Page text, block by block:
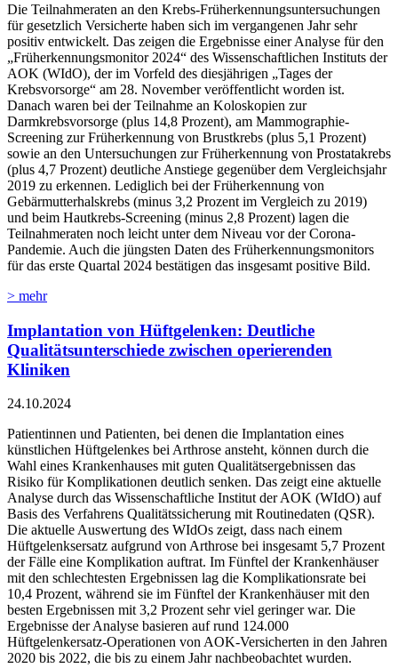
Die Teilnahmeraten an den Krebs-Früherkennungsuntersuchungen
für gesetzlich Versicherte haben sich im vergangenen Jahr sehr
positiv entwickelt. Das zeigen die Ergebnisse einer Analyse für den
„Früherkennungsmonitor 2024“ des Wissenschaftlichen Instituts der
AOK (WIdO), der im Vorfeld des diesjährigen „Tages der
Krebsvorsorge“ am 28. November veröffentlicht worden ist.
Danach waren bei der Teilnahme an Koloskopien zur
Darmkrebsvorsorge (plus 14,8 Prozent), am Mammographie-
Screening zur Früherkennung von Brustkrebs (plus 5,1 Prozent)
sowie an den Untersuchungen zur Früherkennung von Prostatakrebs
(plus 4,7 Prozent) deutliche Anstiege gegenüber dem Vergleichsjahr
2019 zu erkennen. Lediglich bei der Früherkennung von
Gebärmutterhalskrebs (minus 3,2 Prozent im Vergleich zu 2019)
und beim Hautkrebs-Screening (minus 2,8 Prozent) lagen die
Teilnahmeraten noch leicht unter dem Niveau vor der Corona-
Pandemie. Auch die jüngsten Daten des Früherkennungsmonitors
für das erste Quartal 2024 bestätigen das insgesamt positive Bild.
> mehr
Implantation von Hüftgelenken: Deutliche
Qualitätsunterschiede zwischen operierenden
Kliniken
24.10.2024
Patientinnen und Patienten, bei denen die Implantation eines
künstlichen Hüftgelenkes bei Arthrose ansteht, können durch die
Wahl eines Krankenhauses mit guten Qualitätsergebnissen das
Risiko für Komplikationen deutlich senken. Das zeigt eine aktuelle
Analyse durch das Wissenschaftliche Institut der AOK (WIdO) auf
Basis des Verfahrens Qualitätssicherung mit Routinedaten (QSR).
Die aktuelle Auswertung des WIdOs zeigt, dass nach einem
Hüftgelenksersatz aufgrund von Arthrose bei insgesamt 5,7 Prozent
der Fälle eine Komplikation auftrat. Im Fünftel der Krankenhäuser
mit den schlechtesten Ergebnissen lag die Komplikationsrate bei
10,4 Prozent, während sie im Fünftel der Krankenhäuser mit den
besten Ergebnissen mit 3,2 Prozent sehr viel geringer war. Die
Ergebnisse der Analyse basieren auf rund 124.000
Hüftgelenkersatz-Operationen von AOK-Versicherten in den Jahren
2020 bis 2022, die bis zu einem Jahr nachbeobachtet wurden.